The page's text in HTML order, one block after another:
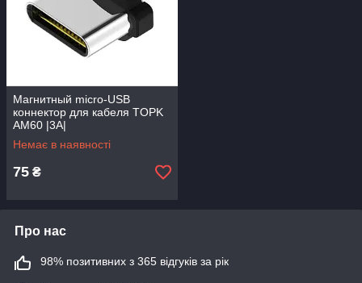
Магнитный micro-USB
коннектор для кабеля TOPK
AM60 |3А|
Немає в наявності
75 ₴
Про нас
98% позитивних з 365 відгуків за рік